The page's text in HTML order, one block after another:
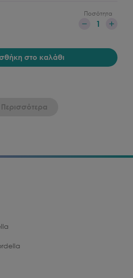
Ποσότητα
1
στο καλάθι
Περισσότερα